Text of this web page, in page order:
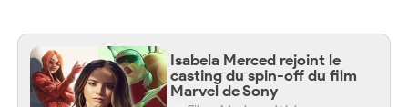
Isabela Merced rejoint le
casting du spin-off du film
Marvel de Sony